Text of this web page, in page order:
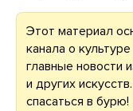
Этот материал
канала о культуре
главные новости
и других
спасаться в бурю!